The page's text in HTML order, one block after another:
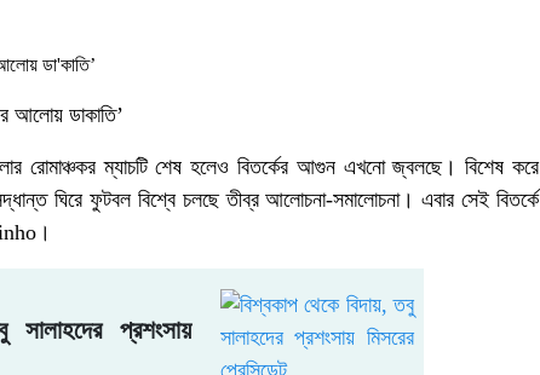
আলোয় ডাকাতি’
রোমাঞ্চকর ম্যাচটি শেষ হলেও বিতর্কের আগুন এখনো জ্বলছে। বিশেষ করে
ঘিরে ফুটবল বিশ্বে চলছে তীব্র আলোচনা-সমালোচনা। এবার সেই বিতর্কে
সালাহদের প্রশংসায়